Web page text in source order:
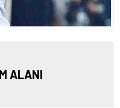
ALANI